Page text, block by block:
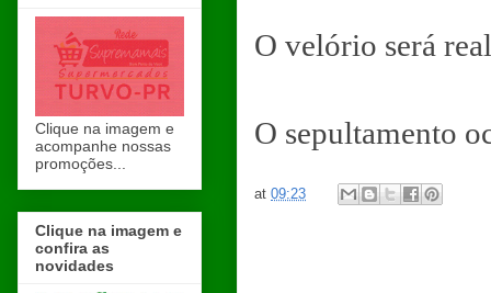
O velório será
O sepultamento
at 09:23
Clique na imagem e
acompanhe nossas
promoções...
Clique na imagem e
confira as
novidades